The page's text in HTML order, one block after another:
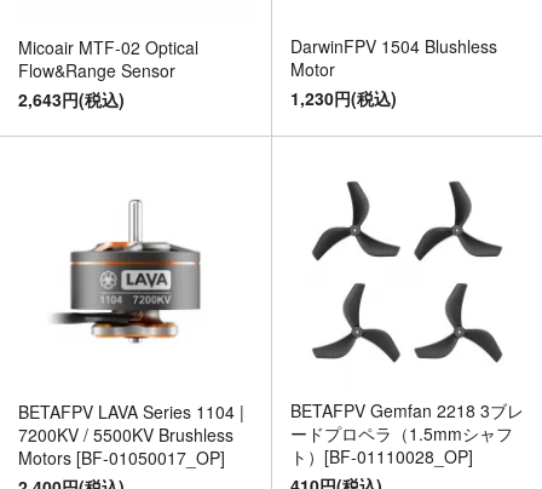
Micoair MTF-02 Optical
Flow&Range Sensor
2,643円(税込)
DarwinFPV 1504 Blushless
Motor
1,230円(税込)
BETAFPV LAVA Series 1104 |
7200KV / 5500KV Brushless
Motors [BF-01050017_OP]
BETAFPV Gemfan 2218 3ブレ
ードプロペラ（1.5mmシャフ
ト）[BF-01110028_OP]